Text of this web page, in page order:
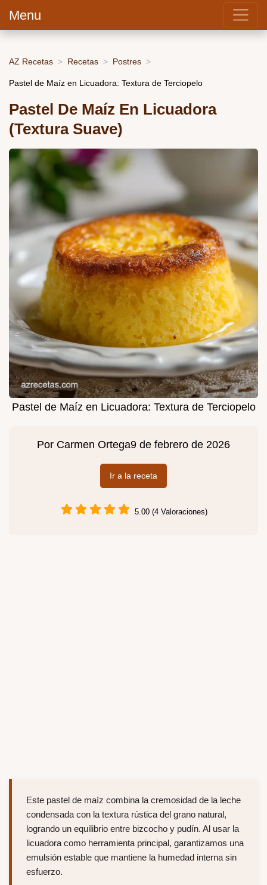
Menu
AZ Recetas Recetas Postres
Pastel de Maíz en Licuadora: Textura de Terciopelo
Pastel De Maíz En Licuadora
(Textura Suave)
Pastel de Maíz en Licuadora: Textura de Terciopelo
Por Carmen Ortega9 de febrero de 2026
Ir a la receta
5.00 (4 Valoraciones)
Este pastel de maíz combina la cremosidad de la leche
condensada con la textura rústica del grano natural,
logrando un equilibrio entre bizcocho y pudín. Al usar la
licuadora como herramienta principal, garantizamos una
emulsión estable que mantiene la humedad interna sin
esfuerzo.